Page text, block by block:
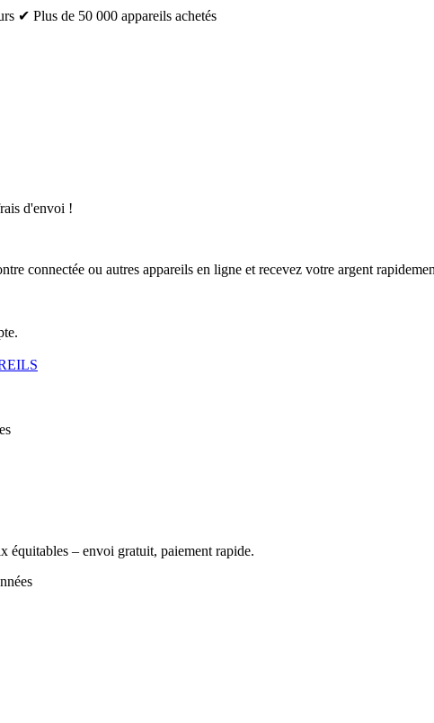
✔ Plus de 50 000 appareils achetés
d'envoi !
connectée ou autres appareils en ligne et recevez votre argent
équitables – envoi gratuit, paiement rapide.